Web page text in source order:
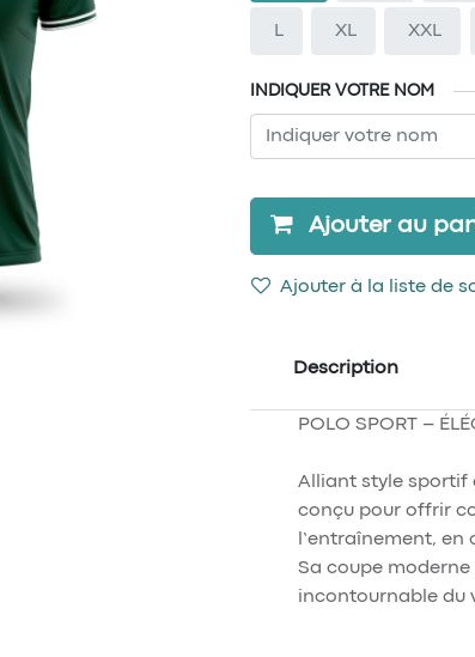
L XL XXL
INDIQUER VOTRE NOM
Ajouter au
Ajouter à la liste de
Description
POLO SPORT –
Alliant style sportif
conçu pour offrir
l’entraînement,
Sa coupe
incontournable du